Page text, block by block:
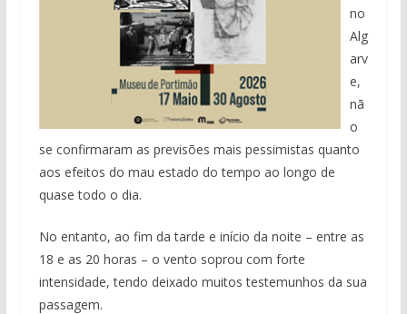
no
Alg
arv
e,
nã
o
se confirmaram as previsões mais pessimistas quanto
aos efeitos do mau estado do tempo ao longo de
quase todo o dia.
No entanto, ao fim da tarde e início da noite – entre as
18 e as 20 horas – o vento soprou com forte
intensidade, tendo deixado muitos testemunhos da sua
passagem.